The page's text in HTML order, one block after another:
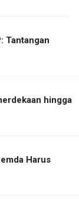
Tantangan
hingga
Harus